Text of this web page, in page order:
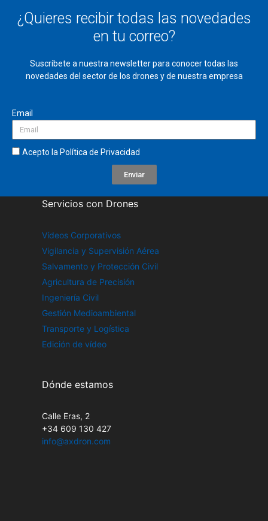
¿Quieres recibir todas las novedades
en tu correo?
Suscríbete a nuestra newsletter para conocer todas las
novedades del sector de los drones y de nuestra empresa
Email
Acepto la Política de Privacidad
Enviar
Servicios con Drones
Vídeos Corporativos
Vigilancia y Supervisión Aérea
Salvamento y Protección Civil
Agricultura de Precisión
Ingeniería Civil
Gestión Medioambiental
Transporte y Logística
Edición de vídeo
Dónde estamos
Calle Eras, 2
+34 609 130 427
info@axdron.com